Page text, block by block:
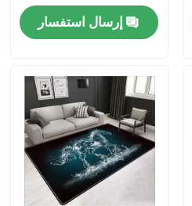
إرسال استفسار